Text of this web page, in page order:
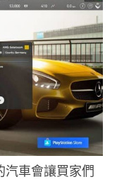
車會讓買家們